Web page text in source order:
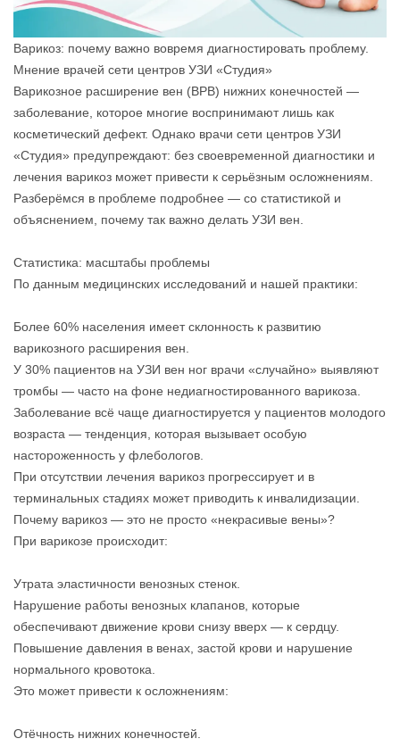
Варикоз: почему важно вовремя диагностировать проблему.
Мнение врачей сети центров УЗИ «Студия»
Варикозное расширение вен (ВРВ) нижних конечностей —
заболевание, которое многие воспринимают лишь как
косметический дефект. Однако врачи сети центров УЗИ
«Студия» предупреждают: без своевременной диагностики и
лечения варикоз может привести к серьёзным осложнениям.
Разберёмся в проблеме подробнее — со статистикой и
объяснением, почему так важно делать УЗИ вен.
Статистика: масштабы проблемы
По данным медицинских исследований и нашей практики:
Более 60% населения имеет склонность к развитию
варикозного расширения вен.
У 30% пациентов на УЗИ вен ног врачи «случайно» выявляют
тромбы — часто на фоне недиагностированного варикоза.
Заболевание всё чаще диагностируется у пациентов молодого
возраста — тенденция, которая вызывает особую
настороженность у флебологов.
При отсутствии лечения варикоз прогрессирует и в
терминальных стадиях может приводить к инвалидизации.
Почему варикоз — это не просто «некрасивые вены»?
При варикозе происходит:
Утрата эластичности венозных стенок.
Нарушение работы венозных клапанов, которые
обеспечивают движение крови снизу вверх — к сердцу.
Повышение давления в венах, застой крови и нарушение
нормального кровотока.
Это может привести к осложнениям:
Отёчность нижних конечностей.